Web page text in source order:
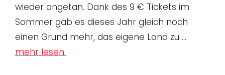
wieder angetan. Dank des 9 € Tickets im
Sommer gab es dieses Jahr gleich noch
einen Grund mehr, das eigene Land zu …
mehr lesen.